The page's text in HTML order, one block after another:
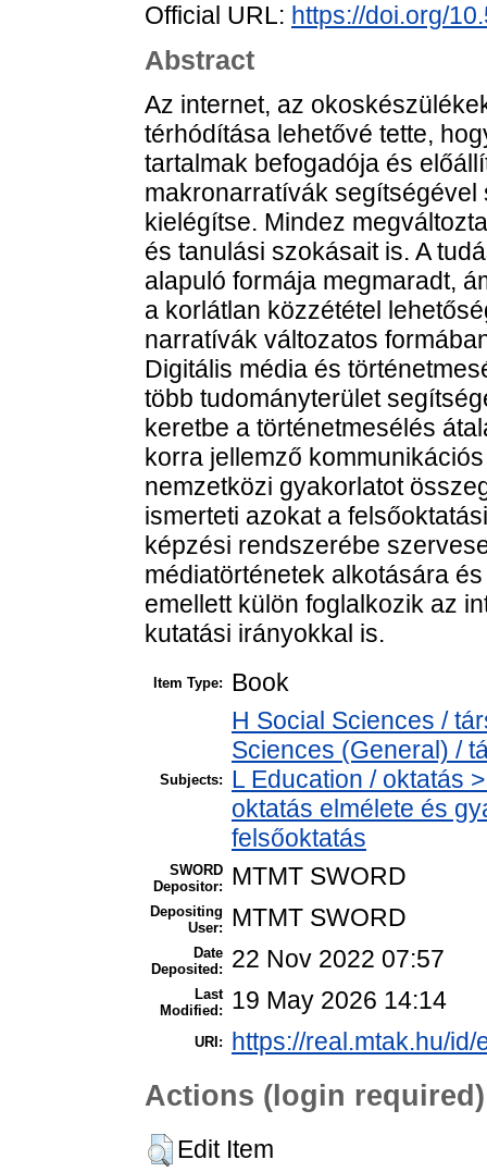
Official URL: https://doi.org/
Abstract
Az internet, az
térhódítása lehetővé tette,
tartalmak befogadója és
makronarratívák
kielégítse. Mindez
és tanulási szokásait is. A
alapuló formája megmaradt,
a korlátlan közzététel
narratívák változatos
Digitális média és
több tudományterület
keretbe a történetmesélés
korra jellemző
nemzetközi gyakorlatot
ismerteti azokat a
képzési rendszerébe
médiatörténetek alkotására
emellett külön foglalkozik az
kutatási irányokkal is.
Item Type: Book
Subjects:
H Social Sciences /
Sciences (General) /
L Education / oktatás
oktatás elmélete és
felsőoktatás
SWORD
Depositor:
MTMT SWORD
Depositing
User:
MTMT SWORD
Date
Deposited:
22 Nov 2022 07:57
Last
Modified:
19 May 2026 14:14
URI: https://real.mtak.hu/id/
Actions (login required)
Edit Item